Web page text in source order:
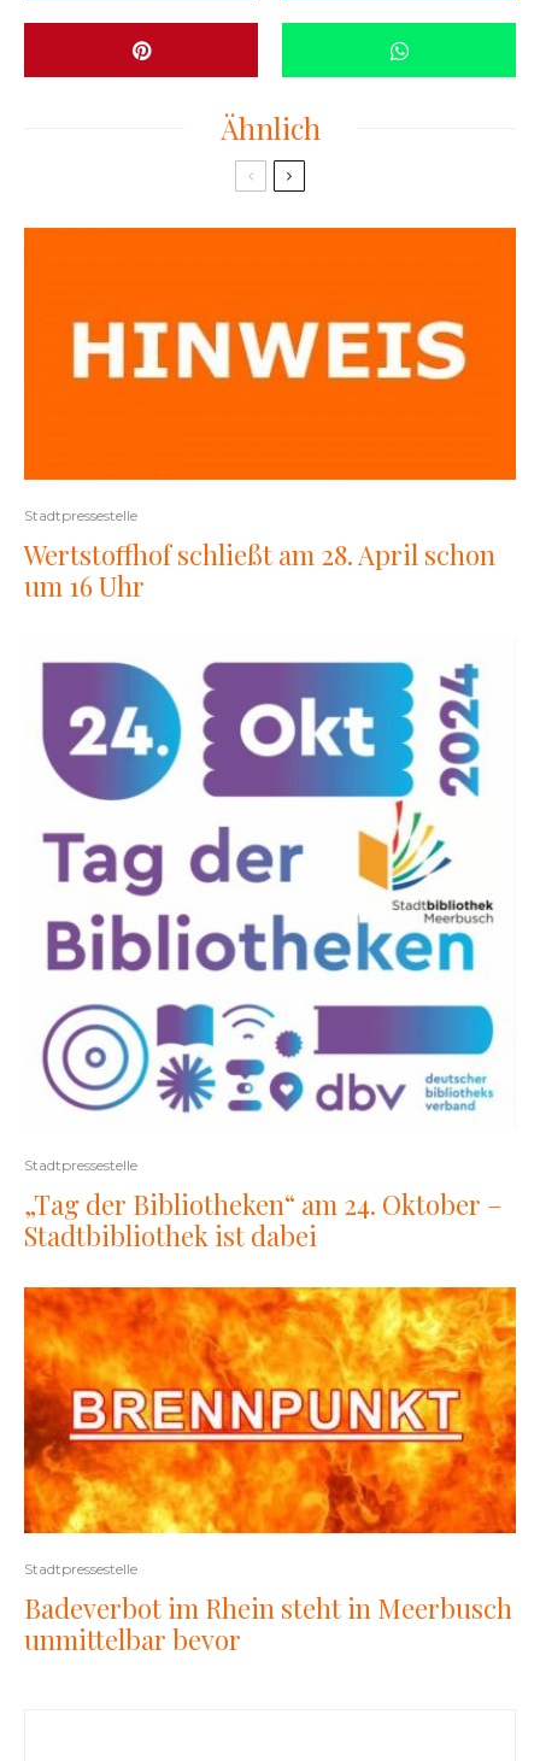
Ähnlich
Stadtpressestelle
Wertstoffhof schließt am 28. April schon
um 16 Uhr
Stadtpressestelle
„Tag der Bibliotheken“ am 24. Oktober –
Stadtbibliothek ist dabei
Stadtpressestelle
Badeverbot im Rhein steht in Meerbusch
unmittelbar bevor